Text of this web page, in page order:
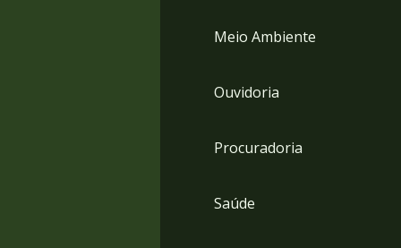
Meio Ambiente
Ouvidoria
Procuradoria
Saúde